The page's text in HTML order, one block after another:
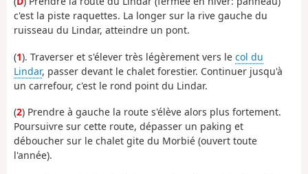
c'est la piste raquettes. La longer sur la rive gauche du
ruisseau du Lindar, atteindre un pont.
(1). Traverser et s'élever très légèrement vers le col du
Lindar, passer devant le chalet forestier. Continuer jusqu'à
un carrefour, c'est le rond point du Lindar.
(2) Prendre à gauche la route s'élève alors plus fortement.
Poursuivre sur cette route, dépasser un paking et
déboucher sur le chalet gite du Morbié (ouvert toute
l'année).